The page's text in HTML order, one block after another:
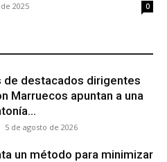
2025 0
de destacados dirigentes
Marruecos apuntan a una
5 de agosto de 2026
un método para minimizar